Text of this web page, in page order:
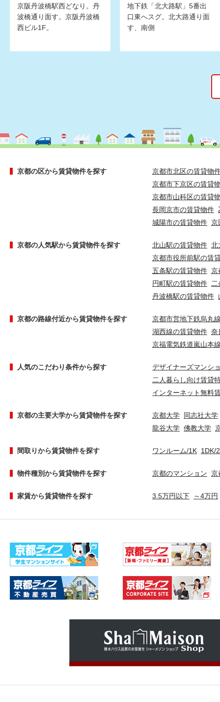
京阪丹波橋駅西どなり。丹
波橋通り面す。京阪丹波橋
西ビル1F。
地下鉄「北大路駅」5番出
口東へスグ。北大路通り面
す、南側
京都の区から賃貸物件を探す
京都市北区の賃貸物
京都市下京区の賃貸
京都市山科区の賃貸
長岡京市の賃貸物件
城陽市の賃貸物件 京
京都の人気駅から賃貸物件を探す 北山駅の賃貸物件 北
京都市役所前駅の賃
五条駅の賃貸物件 京
円町駅の賃貸物件
丹波橋駅の賃貸物件
京都の路線付近から賃貸物件を探す
京都市営地下鉄烏丸
湖西線の賃貸物件 奈
京福電気鉄道嵐山本
人気のこだわり条件から探す
デザイナーズマンシ
二人暮らし向け賃貸
インターネット無料
京都の主要大学から賃貸物件を探す 京都大学 同志社大学
龍谷大学 佛教大学
間取りから賃貸物件を探す ワンルーム/1K 1DK/
物件種別から賃貸物件を探す 京都のマンション 京
家賃から賃貸物件を探す 3.5万円以下 ～4万円